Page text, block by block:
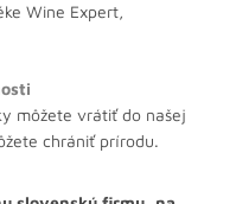
Wine Expert,
môžete vrátiť do našej
chrániť prírodu.